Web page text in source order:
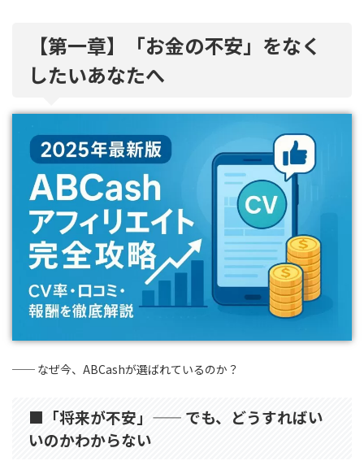
【第一章】「お金の不安」をなく
したいあなたへ
── なぜ今、ABCashが選ばれているのか？
■「将来が不安」—— でも、どうすればい
いのかわからない